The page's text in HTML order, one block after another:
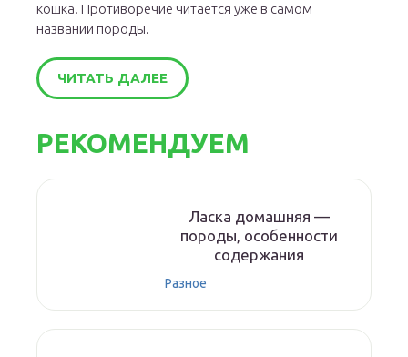
кошка. Противоречие читается уже в самом
названии породы.
ЧИТАТЬ ДАЛЕЕ
РЕКОМЕНДУЕМ
Ласка домашняя —
породы, особенности
содержания
Разное